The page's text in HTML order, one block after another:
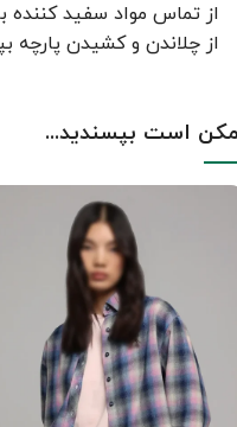
از تماس مواد سفید کننده
از چلاندن و کشيدن پارچه
است بپسندید...